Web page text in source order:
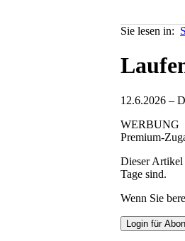
Sie lesen in:
12.6.2026 –
WERBUNG
Premium-
Dieser Artikel
Tage sind.
Wenn Sie